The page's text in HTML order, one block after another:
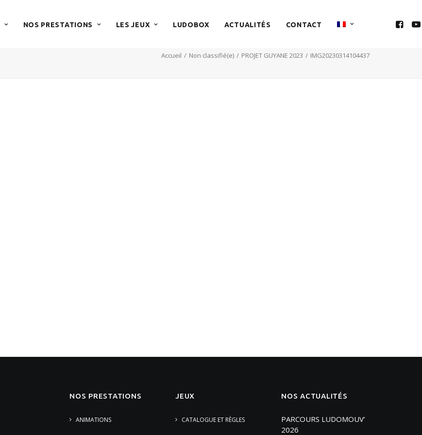
NOS PRESTATIONS LES JEUX LUDOBOX ACTUALITÉS CONTACT
Accueil Non classifié(e) PROJET GUYANE 2023 IMG20230314104437
NOS PRESTATIONS
ANIMATIONS
JEUX
CATALOGUE ET RÈGLES
NOS ACTUALITÉS
PARCOURS LUDOMOUV’
2026